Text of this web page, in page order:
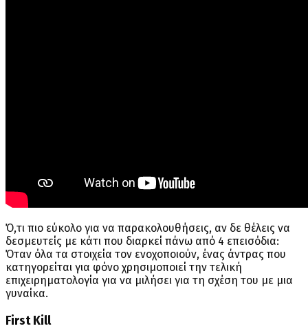
Ό,τι πιο εύκολο για να παρακολουθήσεις, αν δε θέλεις να
δεσμευτείς με κάτι που διαρκεί πάνω από 4 επεισόδια:
Όταν όλα τα στοιχεία τον ενοχοποιούν, ένας άντρας που
κατηγορείται για φόνο χρησιμοποιεί την τελική
επιχειρηματολογία για να μιλήσει για τη σχέση του με μια
γυναίκα.
First Kill